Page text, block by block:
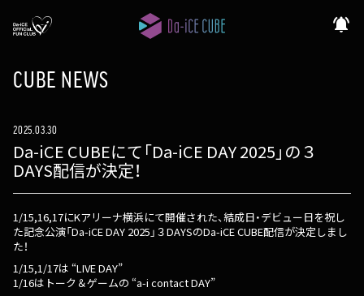
notifications_active
CUBE NEWS
2025.03.30
Da-iCE CUBEにて「Da-iCE DAY 2025」の３
DAYS配信が決定！
1/15,16,17にKアリーナ横浜にて開催された、結成日・デビュー日を祝し
た記念公演「Da-iCE DAY 2025」３DAYSのDa-iCE CUBE配信が決定しまし
た！
1/15,1/17は “LIVE DAY”
1/16はトーク＆ゲームの “a-i contact DAY”